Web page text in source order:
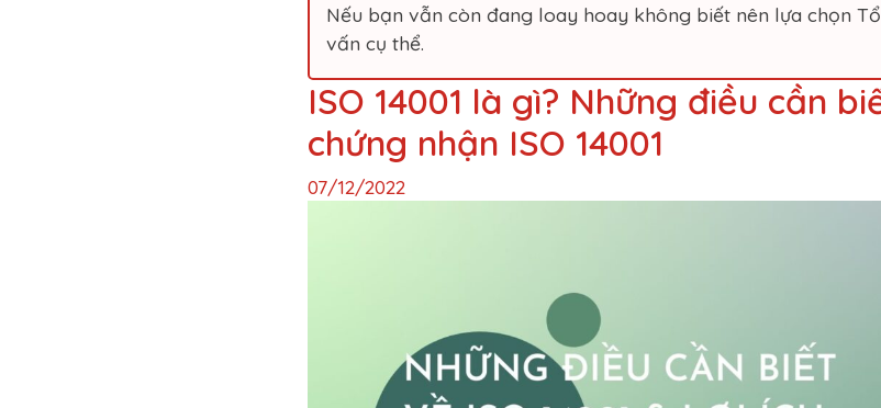
Nếu bạn vẫn còn đang loay hoay không biết nên lựa chọn
vấn cụ thể.
ISO 14001 là gì? Những điều cần
chứng nhận ISO 14001
07/12/2022